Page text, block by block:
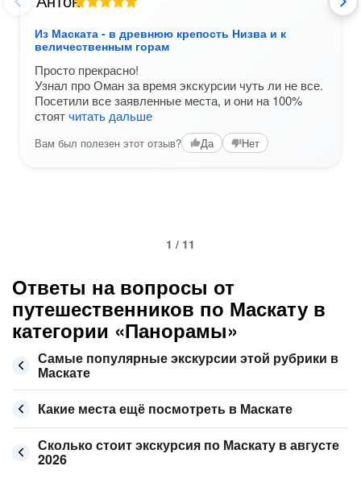
Из Маската - в древнюю крепость Низва и к
величественным горам
Просто прекрасно!
Узнал про Оман за время экскурсии чуть ли не все.
Посетили все заявленные места, и они на 100%
стоятчитать дальше
Вам был полезен этот отзыв? Да Нет
1 / 11
Ответы на вопросы от
путешественников по Маскату в
категории «Панорамы»
Самые популярные экскурсии этой рубрики в
Маскате
Какие места ещё посмотреть в Маскате
Сколько стоит экскурсия по Маскату в августе
2026